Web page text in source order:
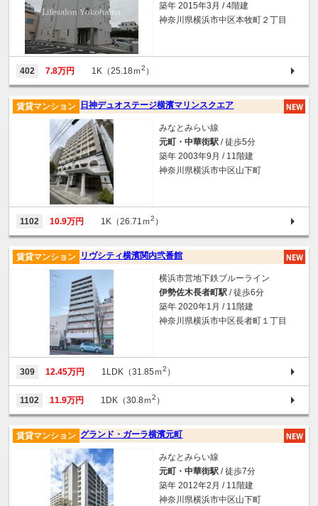
築年 2015年3月 / 4階建
神奈川県横浜市中区本牧町２丁目
402 7.8万円 1K（25.18ｍ2 ）
日神デュオステージ横濱マリンスクエア
賃貸マンション
みなとみらい線
元町・中華街駅 / 徒歩5分
築年 2003年9月 / 11階建
神奈川県横浜市中区山下町
1102 10.9万円 1K（26.71ｍ2 ）
リヴシティ横濱関内弐番館
賃貸マンション
横浜市営地下鉄ブルーライン
伊勢佐木長者町駅 / 徒歩6分
築年 2020年1月 / 11階建
神奈川県横浜市中区長者町１丁目
309 12.45万円 1LDK（31.85ｍ2 ）
1102 11.9万円 1DK（30.8ｍ2 ）
グランド・ガーラ横濱元町
賃貸マンション
みなとみらい線
元町・中華街駅 / 徒歩7分
築年 2012年2月 / 11階建
神奈川県横浜市中区山下町